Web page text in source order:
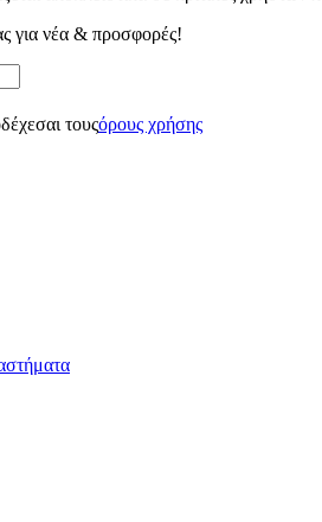
για νέα & προσφορές!
τουςόρους χρήσης